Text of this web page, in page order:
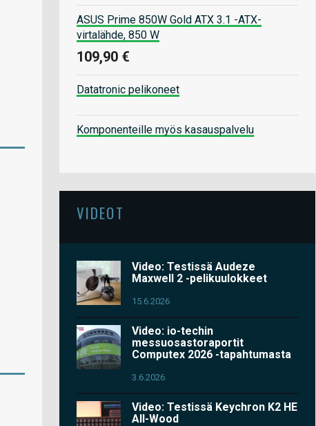
ASUS Prime 850W Gold ATX 3.1 -ATX-
virtalähde, 850 W
109,90 €
Datatronic pelikoneet
Komponenteille myös kasauspalvelu
VIDEOT
Video: Testissä Audeze
Maxwell 2 -pelikuulokkeet
15.6.2026
Video: io-techin
messuosastoraportit
Computex 2026 -tapahtumasta
3.6.2026
Video: Testissä Keychron K2 HE
All-Wood